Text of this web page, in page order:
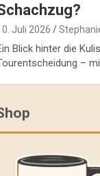
Juli 2026
Blick hinter die
–